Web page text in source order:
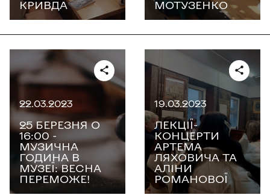
КРИВДА
МОТУЗЕНКО
22.03.2023
25 БЕРЕЗНЯ О
16:00 -
МУЗИЧНА
ГОДИНА В
МУЗЕЇ: ВЕСНА
ПЕРЕМОЖЕ!
19.03.2023
ЛЕКЦІЇ-
КОНЦЕРТИ
АРТЕМА
ЛЯХОВИЧА ТА
АЛІНИ
РОМАНОВОЇ